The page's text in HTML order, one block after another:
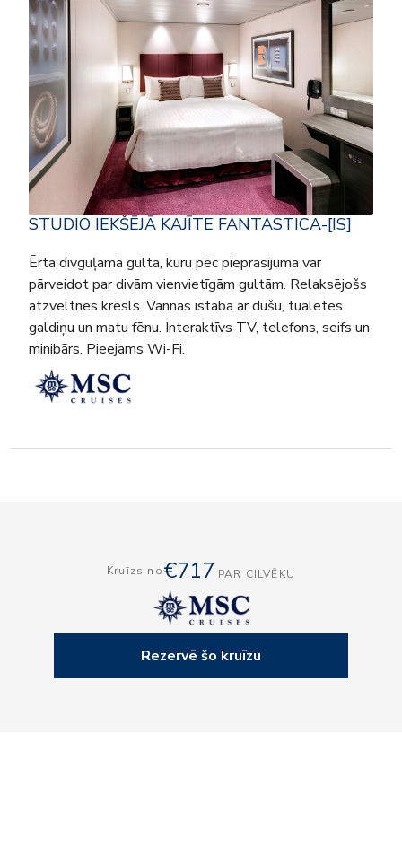
STUDIO IEKŠĒJĀ KAJĪTE FANTASTICA-[IS]
Ērta divguļamā gulta, kuru pēc pieprasījuma var
pārveidot par divām vienvietīgām gultām. Relaksējošs
atzveltnes krēsls. Vannas istaba ar dušu, tualetes
galdiņu un matu fēnu. Interaktīvs TV, telefons, seifs un
minibārs. Pieejams Wi-Fi.
Kruīzs no€717 PAR CILVĒKU
Rezervē šo kruīzu